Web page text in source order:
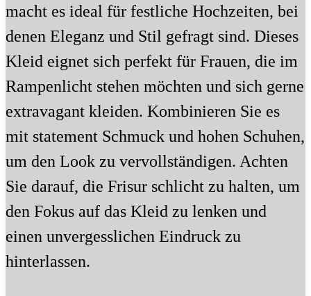
macht es ideal für festliche Hochzeiten, bei
denen Eleganz und Stil gefragt sind. Dieses
Kleid eignet sich perfekt für Frauen, die im
Rampenlicht stehen möchten und sich gerne
extravagant kleiden. Kombinieren Sie es
mit statement Schmuck und hohen Schuhen,
um den Look zu vervollständigen. Achten
Sie darauf, die Frisur schlicht zu halten, um
den Fokus auf das Kleid zu lenken und
einen unvergesslichen Eindruck zu
hinterlassen.